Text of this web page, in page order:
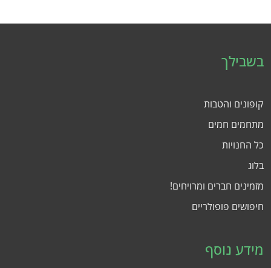
בשבילך
קופונים והטבות
מתחמים חמים
כל החנויות
בלוג
מזמינים חברים ומרויחים!
חיפושים פופולריים
מידע נוסף